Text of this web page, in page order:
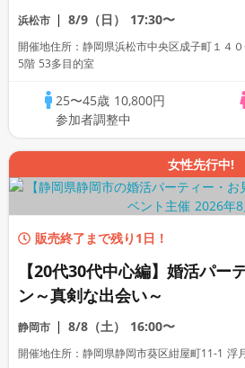
アチケットも当たる★
浜松市 8/9（日） 17:30〜
開催地住所：静岡県浜松市中央区成子町１４０−８ 浜松市福祉交流セ
5階 53多目的室
25〜45歳 10,800円
参加者調整中
女性先行中!
販売終了まで残り1日！
【20代30代中心編】婚活パー
ン～真剣な出会い～
静岡市 8/8（土） 16:00〜
開催地住所：静岡県静岡市葵区紺屋町11-1 浮